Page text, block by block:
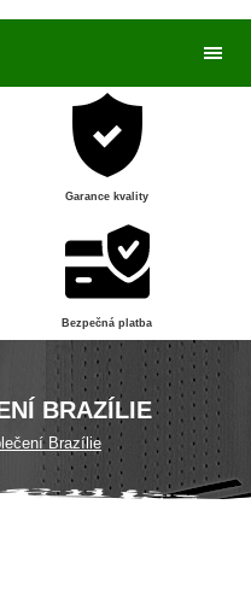
Garance kvality
Bezpečná platba
BRAZÍLIE
Brazílie